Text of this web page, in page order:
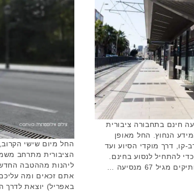
הציבורית מתרחב
ליהנות מההטבה
באפריל) יוצאת לדרך
חינם בתחבורה ציבורית
המידע הנחוץ. החל מאופן
קו, דרך מוקדי הסיוע ועד
להתחיל לנסוע בחינם.